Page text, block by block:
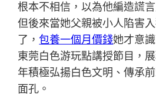
根本不相信，以為他編造謊
但後來當她父親被小人陷害
了，包養一個月價錢她才意
東莞白色游玩點講授節目，
年積極弘揚白色文明、傳承
面孔。